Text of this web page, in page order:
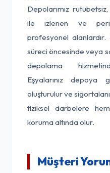
Depolarımız
ile izlenen ve
profesyonel
süreci öncesinde veya
depolama
Eşyalarınız depoya
oluşturulur ve
fiziksel darbelere
koruma altında olur.
Müşteri